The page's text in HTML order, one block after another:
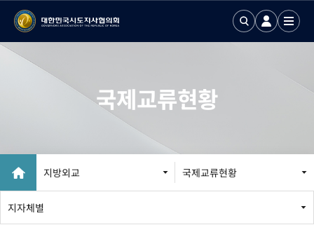
지방외교 추진
국제업무24
국제교류현황
지방외교 국제교류현황
지자체별